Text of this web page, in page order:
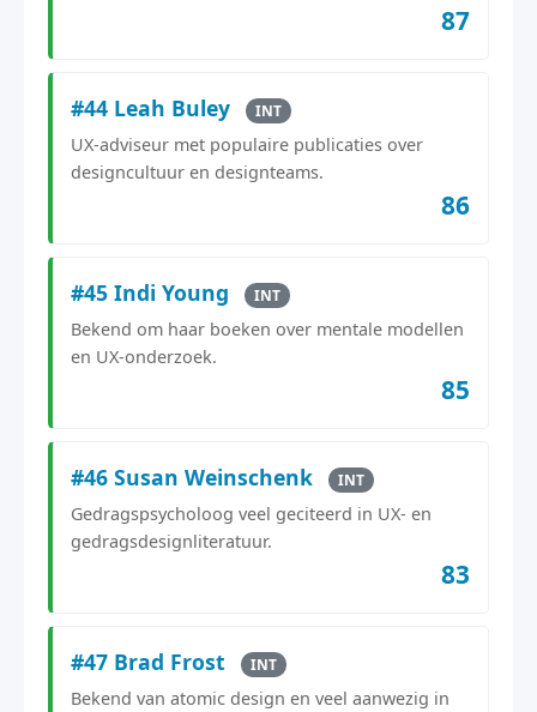
87
#44 Leah Buley INT
UX-adviseur met populaire publicaties over
designcultuur en designteams.
86
#45 Indi Young INT
Bekend om haar boeken over mentale modellen
en UX-onderzoek.
85
#46 Susan Weinschenk INT
Gedragspsycholoog veel geciteerd in UX- en
gedragsdesignliteratuur.
83
#47 Brad Frost INT
Bekend van atomic design en veel aanwezig in